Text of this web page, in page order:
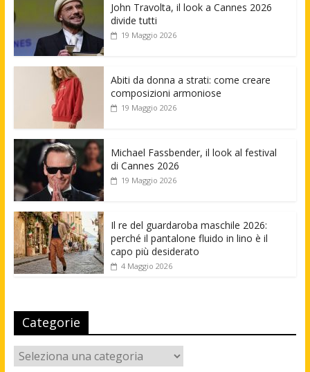
John Travolta, il look a Cannes 2026
divide tutti
19 Maggio 2026
Abiti da donna a strati: come creare
composizioni armoniose
19 Maggio 2026
Michael Fassbender, il look al festival
di Cannes 2026
19 Maggio 2026
Il re del guardaroba maschile 2026:
perché il pantalone fluido in lino è il
capo più desiderato
4 Maggio 2026
Categorie
Categorie